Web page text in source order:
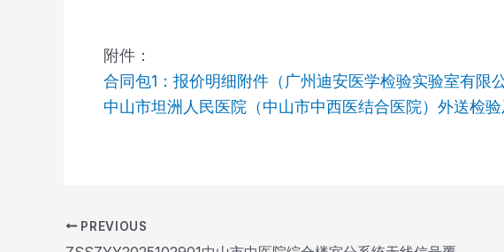
附件：
合同包1：报价明细附件（广州迪安医学检验实验室有限
中山市坦洲人民医院（中山市中西医结合医院）外送检
Post
PREVIOUS